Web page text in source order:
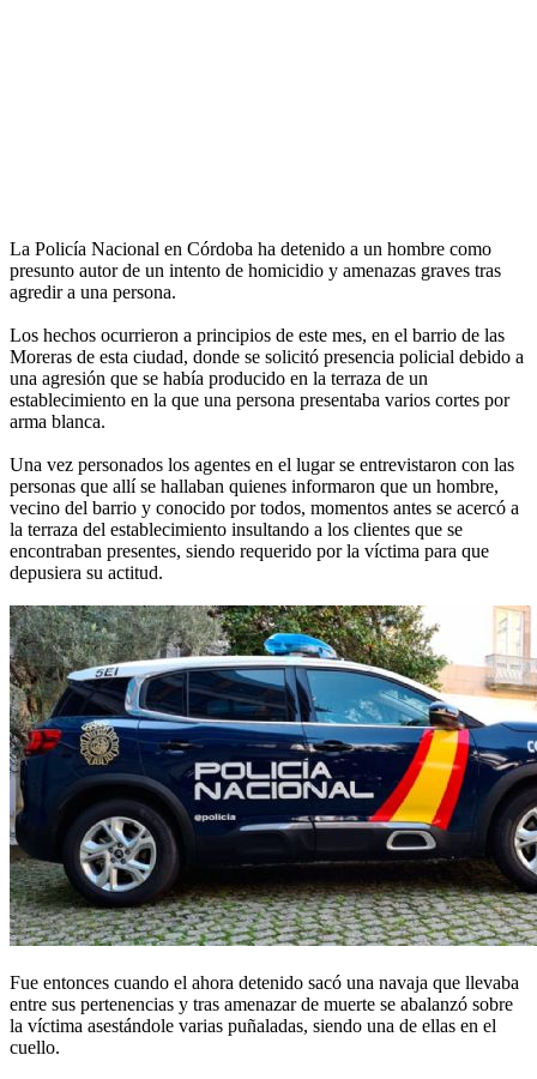
La Policía Nacional en Córdoba ha detenido a un hombre como
presunto autor de un intento de homicidio y amenazas graves tras
agredir a una persona.
Los hechos ocurrieron a principios de este mes, en el barrio de las
Moreras de esta ciudad, donde se solicitó presencia policial debido a
una agresión que se había producido en la terraza de un
establecimiento en la que una persona presentaba varios cortes por
arma blanca.
Una vez personados los agentes en el lugar se entrevistaron con las
personas que allí se hallaban quienes informaron que un hombre,
vecino del barrio y conocido por todos, momentos antes se acercó a
la terraza del establecimiento insultando a los clientes que se
encontraban presentes, siendo requerido por la víctima para que
depusiera su actitud.
Fue entonces cuando el ahora detenido sacó una navaja que llevaba
entre sus pertenencias y tras amenazar de muerte se abalanzó sobre
la víctima asestándole varias puñaladas, siendo una de ellas en el
cuello.